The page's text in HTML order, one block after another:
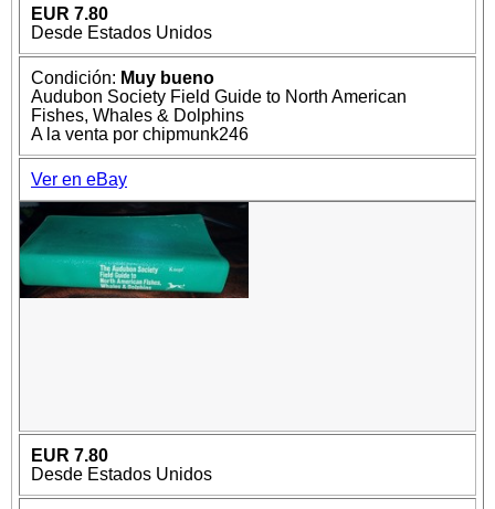
EUR 7.80
Desde Estados Unidos
Condición: Muy bueno
Audubon Society Field Guide to North American
Fishes, Whales & Dolphins
A la venta por chipmunk246
Ver en eBay
EUR 7.80
Desde Estados Unidos